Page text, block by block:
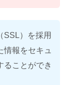
SSL）を採用
情報をセキュ
ることができ